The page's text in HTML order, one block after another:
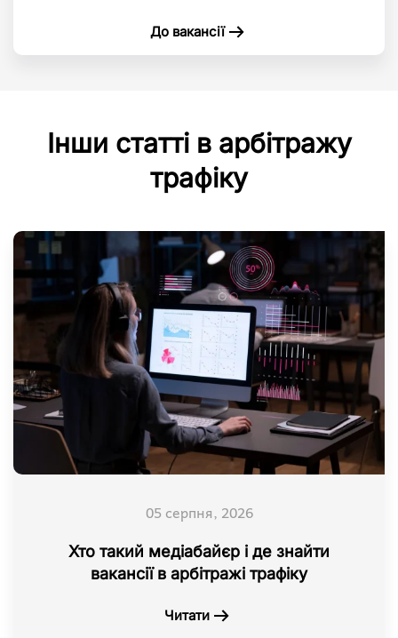
До вакансії
Інши статті в арбітражу
трафіку
05 серпня, 2026
Хто такий медіабайєр і де знайти
вакансії в арбітражі трафіку
Читати